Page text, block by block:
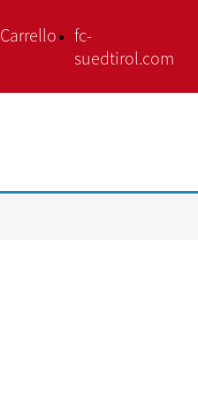
Carrello
fc-
suedtirol.com